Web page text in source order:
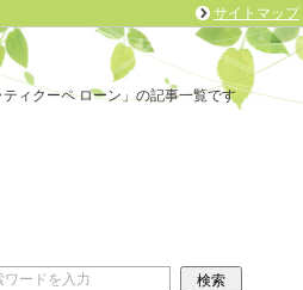
ィクーペ ローン」の記事一覧です
サイトマップ